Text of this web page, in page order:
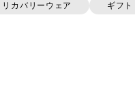
リカバリーウェア ギフト
情報がありません。